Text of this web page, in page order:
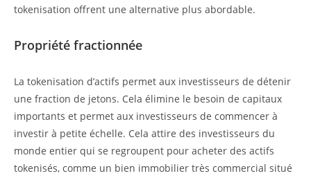
tokenisation offrent une alternative plus abordable.
Propriété fractionnée
La tokenisation d’actifs permet aux investisseurs de détenir
une fraction de jetons. Cela élimine le besoin de capitaux
importants et permet aux investisseurs de commencer à
investir à petite échelle. Cela attire des investisseurs du
monde entier qui se regroupent pour acheter des actifs
tokenisés, comme un bien immobilier très commercial situé